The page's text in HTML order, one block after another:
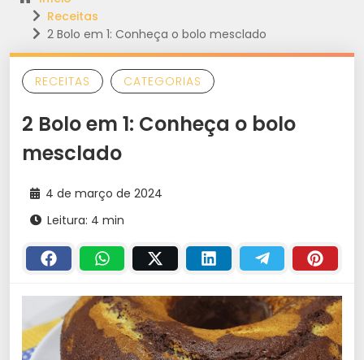
Receitas
2 Bolo em 1: Conheça o bolo mesclado
RECEITAS CATEGORIAS
2 Bolo em 1: Conheça o bolo
mesclado
4 de março de 2024
Leitura: 4 min